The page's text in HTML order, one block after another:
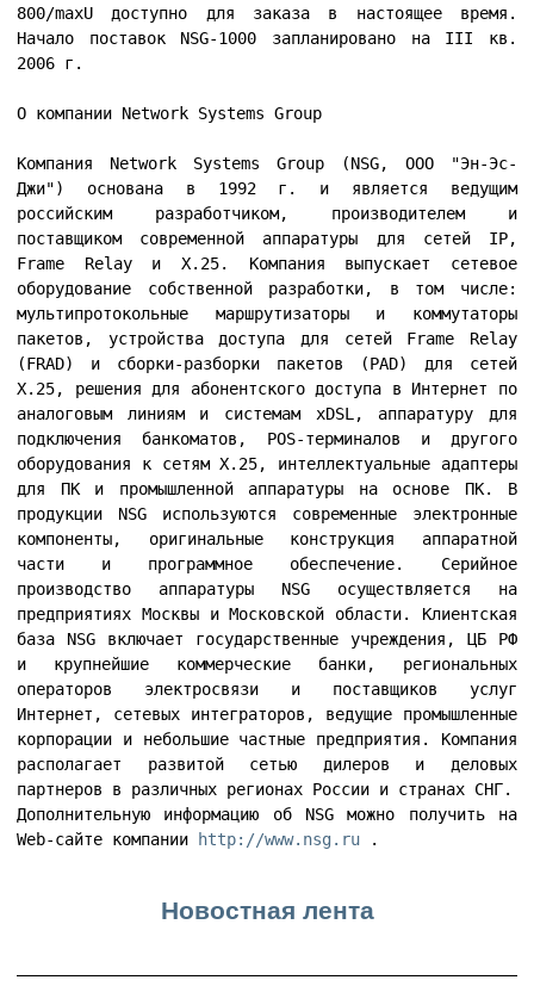
800/maxU доступно для заказа в настоящее время.
Начало поставок NSG-1000 запланировано на III кв.
2006 г.
О компании Network Systems Group
Компания Network Systems Group (NSG, ООО "Эн-Эс-
Джи") основана в 1992 г. и является ведущим
российским разработчиком, производителем и
поставщиком современной аппаратуры для сетей IP,
Frame Relay и Х.25. Компания выпускает сетевое
оборудование собственной разработки, в том числе:
мультипротокольные маршрутизаторы и коммутаторы
пакетов, устройства доступа для сетей Frame Relay
(FRAD) и сборки-разборки пакетов (PAD) для сетей
X.25, решения для абонентского доступа в Интернет по
аналоговым линиям и системам xDSL, аппаратуру для
подключения банкоматов, POS-терминалов и другого
оборудования к сетям X.25, интеллектуальные адаптеры
для ПК и промышленной аппаратуры на основе ПК. В
продукции NSG используются современные электронные
компоненты, оригинальные конструкция аппаратной
части и программное обеспечение. Серийное
производство аппаратуры NSG осуществляется на
предприятиях Москвы и Московской области. Клиентская
база NSG включает государственные учреждения, ЦБ РФ
и крупнейшие коммерческие банки, региональных
операторов электросвязи и поставщиков услуг
Интернет, сетевых интеграторов, ведущие промышленные
корпорации и небольшие частные предприятия. Компания
располагает развитой сетью дилеров и деловых
партнеров в различных регионах России и странах СНГ.
Дополнительную информацию об NSG можно получить на
Web-сайте компании
http://www.nsg.ru .
Новостная лента